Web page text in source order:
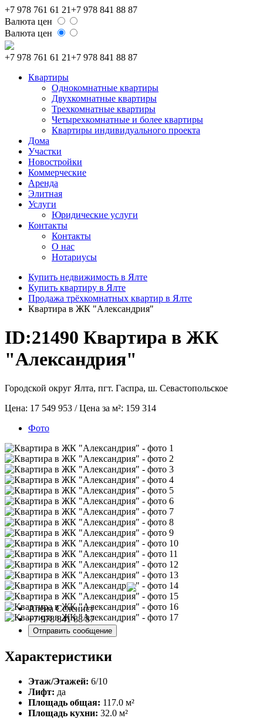
+7 978 761 61 21+7 978 841 88 87
Валюта цен
Валюта цен
+7 978 761 61 21+7 978 841 88 87
Квартиры
Однокомнатные квартиры
Двухкомнатные квартиры
Трехкомнатные квартиры
Четырехкомнатные и более квартиры
Квартиры индивидуального проекта
Дома
Участки
Новостройки
Коммерческие
Аренда
Элитная
Услуги
Юридические услуги
Контакты
Контакты
О нас
Нотариусы
Купить недвижимость в Ялте
Купить квартиру в Ялте
Продажа трёхкомнатных квартир в Ялте
Квартира в ЖК "Александрия"
ID:21490 Квартира в ЖК
"Александрия"
Городской округ Ялта, пгт. Гаспра, ш. Севастопольское
Цена: 17 549 953 / Цена за м²: 159 314
Фото
Алёна Селенист
+7 978 841 88 87
Отправить сообщение
Характеристики
Этаж/Этажей: 6/10
Лифт: да
Площадь общая: 117.0 м²
Площадь кухни: 32.0 м²